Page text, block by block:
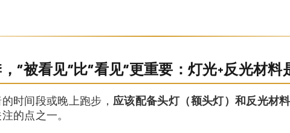
“被看见”比“看见”更重要：灯光+反光材料
时间段或晚上跑步， 应该配备头灯（额头灯）和反光材料
的点之一。